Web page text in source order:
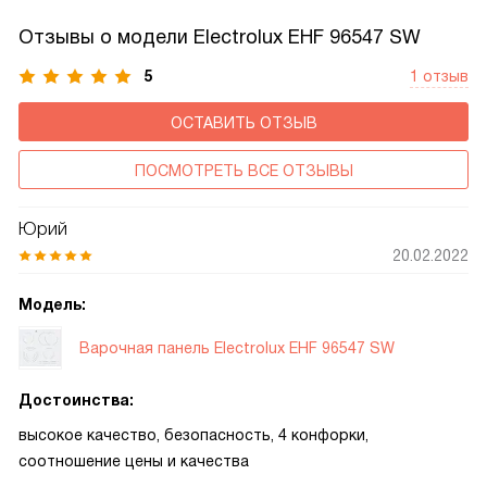
Отзывы о модели Electrolux EHF 96547 SW
5 1 отзыв
ОСТАВИТЬ ОТЗЫВ
ПОСМОТРЕТЬ ВСЕ ОТЗЫВЫ
Юрий
20.02.2022
Модель:
Варочная панель Electrolux EHF 96547 SW
Достоинства:
высокое качество, безопасность, 4 конфорки,
соотношение цены и качества